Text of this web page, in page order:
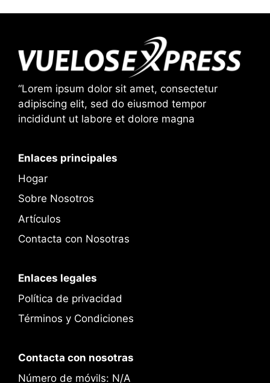
“Lorem ipsum dolor sit amet, consectetur
adipiscing elit, sed do eiusmod tempor
incididunt ut labore et dolore magna
Enlaces principales
Hogar
Sobre Nosotros
Artículos
Contacta con Nosotras
Enlaces legales
Política de privacidad
Términos y Condiciones
Contacta con nosotras
Número de móvils: N/A